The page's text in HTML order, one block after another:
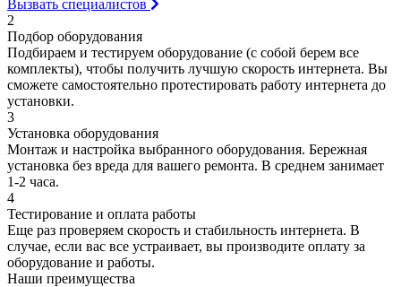
Вызвать специалистов
2
Подбор оборудования
Подбираем и тестируем оборудование (с собой берем все
комплекты), чтобы получить лучшую скорость интернета. Вы
сможете самостоятельно протестировать работу интернета до
установки.
3
Установка оборудования
Монтаж и настройка выбранного оборудования. Бережная
установка без вреда для вашего ремонта. В среднем занимает
1-2 часа.
4
Тестирование и оплата работы
Еще раз проверяем скорость и стабильность интернета. В
случае, если вас все устраивает, вы производите оплату за
оборудование и работы.
Наши преимущества